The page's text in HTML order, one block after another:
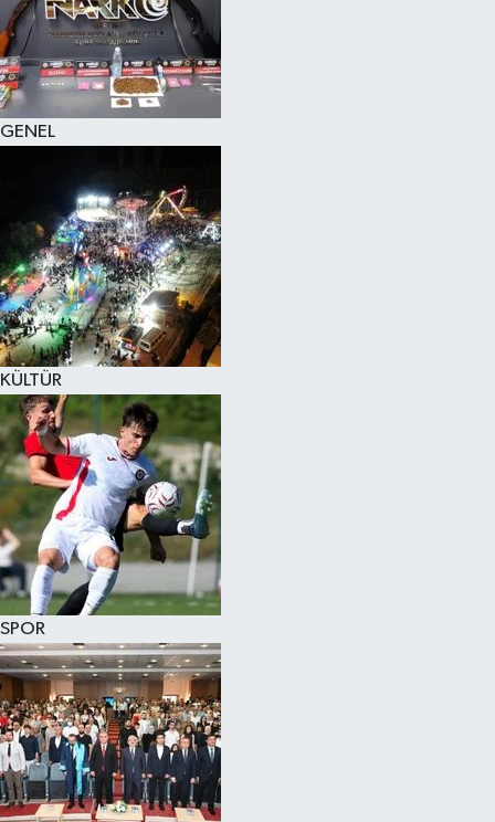
GENEL
KÜLTÜR
SPOR
KÜLTÜR SANAT
MAGAZİN
SAĞLIK
SİYASET
SPOR
TEKNOLOJİ
VİZYONDAKİLER
YAŞAM